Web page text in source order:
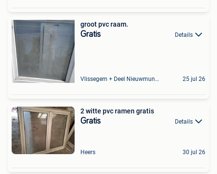
groot pvc raam.
Gratis Details
Vlissegem + Deel Nieuwmunster 25 jul 26
2 witte pvc ramen gratis
Gratis Details
Heers 30 jul 26